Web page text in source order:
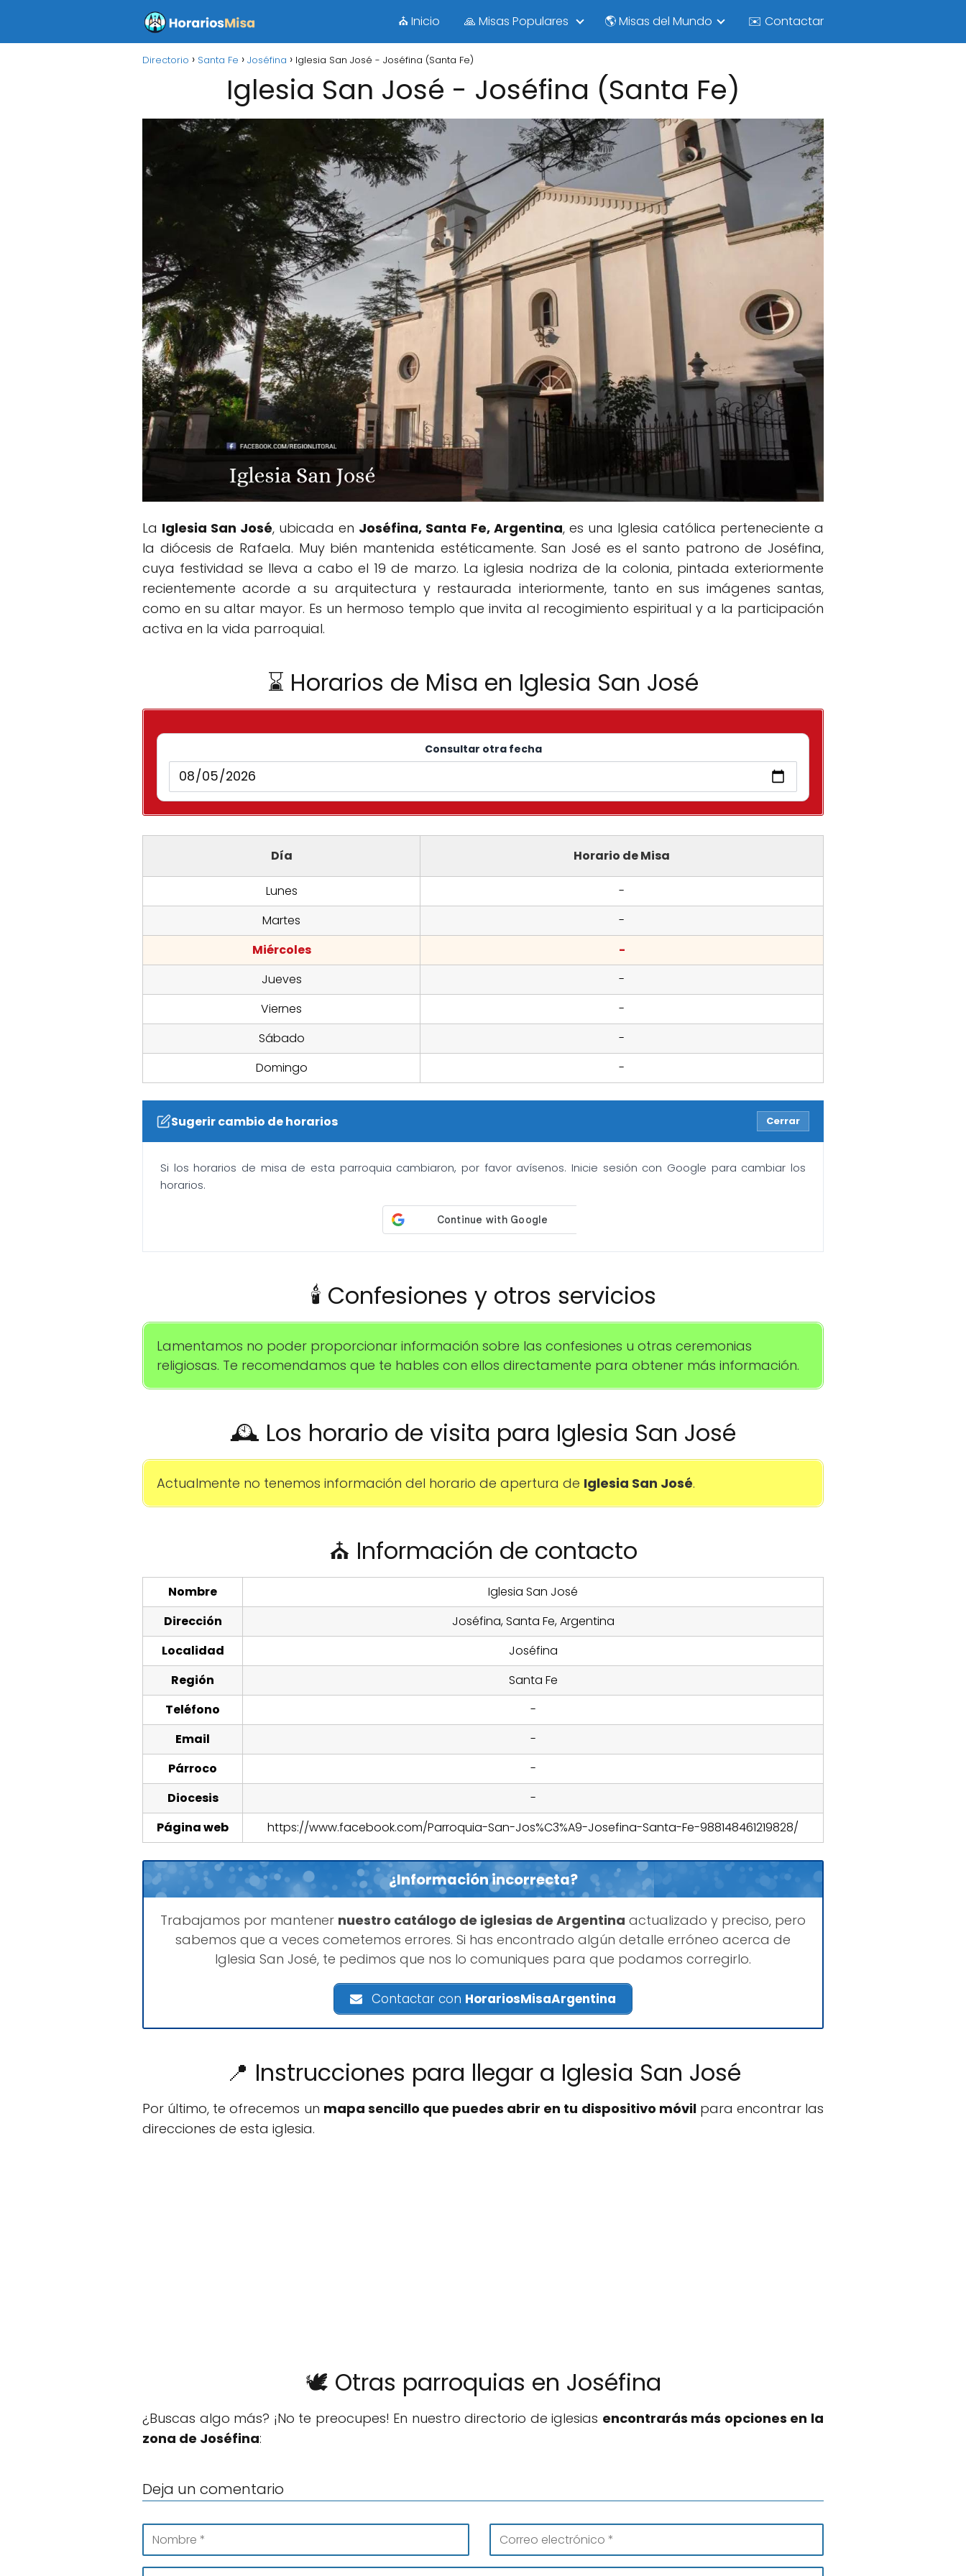
⛪ Inicio 🙏 Misas Populares 🌎 Misas del Mundo ✉️ Contactar
Directorio Santa Fe Joséfina Iglesia San José - Joséfina (Santa Fe)
Iglesia San José - Joséfina (Santa Fe)
La Iglesia San José, ubicada en Joséfina, Santa Fe, Argentina, es una Iglesia católica perteneciente a
la diócesis de Rafaela. Muy bién mantenida estéticamente. San José es el santo patrono de Joséfina,
cuya festividad se lleva a cabo el 19 de marzo. La iglesia nodriza de la colonia, pintada exteriormente
recientemente acorde a su arquitectura y restaurada interiormente, tanto en sus imágenes santas,
como en su altar mayor. Es un hermoso templo que invita al recogimiento espiritual y a la participación
activa en la vida parroquial.
⌛ Horarios de Misa en Iglesia San José
Consultar otra fecha
Día Horario de Misa
Lunes
-
Martes
-
Miércoles
-
Jueves
-
Viernes
-
Sábado
-
Domingo
-
Sugerir cambio de horarios Cerrar
Si los horarios de misa de esta parroquia cambiaron, por favor avísenos. Inicie sesión con Google para cambiar los
horarios.
🕯️ Confesiones y otros servicios
Lamentamos no poder proporcionar información sobre las confesiones u otras ceremonias
religiosas. Te recomendamos que te hables con ellos directamente para obtener más información.
🕰️ Los horario de visita para Iglesia San José
Actualmente no tenemos información del horario de apertura de Iglesia San José.
⛪ Información de contacto
Nombre
Iglesia San José
Dirección
Joséfina, Santa Fe, Argentina
Localidad
Joséfina
Región
Santa Fe
Teléfono
-
Email
-
Párroco
-
Diocesis
-
Página web
https://www.facebook.com/Parroquia-San-Jos%C3%A9-Josefina-Santa-Fe-988148461219828/
¿Información incorrecta?
Trabajamos por mantener nuestro catálogo de iglesias de Argentina actualizado y preciso, pero
sabemos que a veces cometemos errores. Si has encontrado algún detalle erróneo acerca de
Iglesia San José, te pedimos que nos lo comuniques para que podamos corregirlo.
Contactar con HorariosMisaArgentina
📍 Instrucciones para llegar a Iglesia San José
Por último, te ofrecemos un mapa sencillo que puedes abrir en tu dispositivo móvilpara encontrar las
direcciones de esta iglesia.
🕊️ Otras parroquias en Joséfina
¿Buscas algo más? ¡No te preocupes! En nuestro directorio de iglesias encontrarás más opciones en la
zona de Joséfina:
Deja un comentario